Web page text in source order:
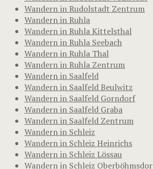
Wandern in Rudolstadt Zentrum
Wandern in Ruhla
Wandern in Ruhla Kittelsthal
Wandern in Ruhla Seebach
Wandern in Ruhla Thal
Wandern in Ruhla Zentrum
Wandern in Saalfeld
Wandern in Saalfeld Beulwitz
Wandern in Saalfeld Gorndorf
Wandern in Saalfeld Graba
Wandern in Saalfeld Zentrum
Wandern in Schleiz
Wandern in Schleiz Heinrichs
Wandern in Schleiz Lössau
Wandern in Schleiz